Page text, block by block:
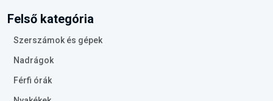
Felső kategória
Szerszámok és gépek
Nadrágok
Férfi órák